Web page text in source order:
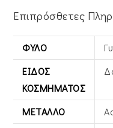
Επιπρόσθετες
ΦΎΛΟ
ΕΊΔΟΣ
ΚΟΣΜΉΜΑΤΟΣ
ΜΈΤΑΛΛΟ